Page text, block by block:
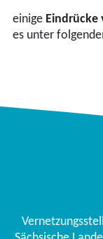
einige Eindrücke
es unter